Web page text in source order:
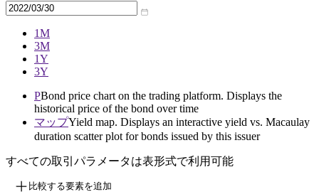
1M
3M
1Y
3Y
PBond price chart on the trading platform. Displays the
historical price of the bond over time
マップYield map. Displays an interactive yield vs. Macaulay
duration scatter plot for bonds issued by this issuer
すべての取引パラメータは表形式で利用可能
比較する要素を追加